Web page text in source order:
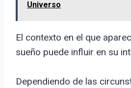
Universo
El contexto en el que
sueño puede influir en su
Dependiendo de las